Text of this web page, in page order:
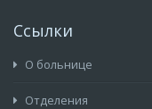
Ссылки
О больнице
Отделения